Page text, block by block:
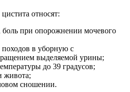
относят:
боль при опорожнении мочевого
в уборную с
выделяемой урины;
до 39 градусов;
живота;
сношении.